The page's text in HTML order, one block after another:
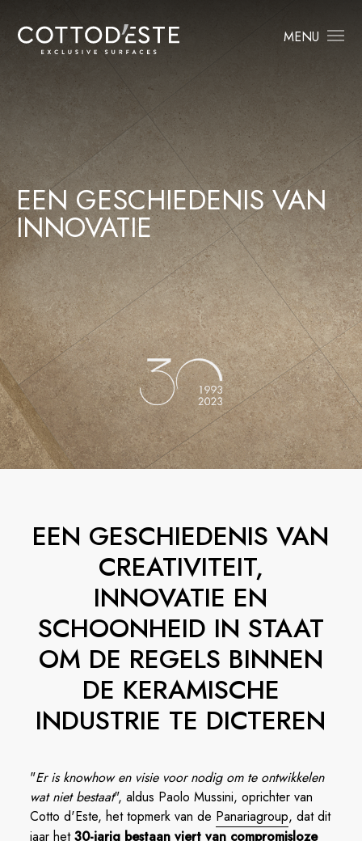
MENU
EEN GESCHIEDENIS VAN
INNOVATIE
EEN GESCHIEDENIS VAN
CREATIVITEIT,
INNOVATIE EN
SCHOONHEID IN STAAT
OM DE REGELS BINNEN
DE KERAMISCHE
INDUSTRIE TE DICTEREN
"Er is knowhow en visie voor nodig om te ontwikkelen
wat niet bestaat", aldus Paolo Mussini, oprichter van
Cotto d'Este, het topmerk van de Panariagroup, dat dit
jaar het30-jarig bestaan viert van compromisloze